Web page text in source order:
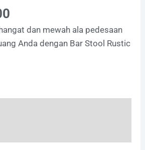
dan mewah ala pedesaan
Anda dengan Bar Stool Rustic